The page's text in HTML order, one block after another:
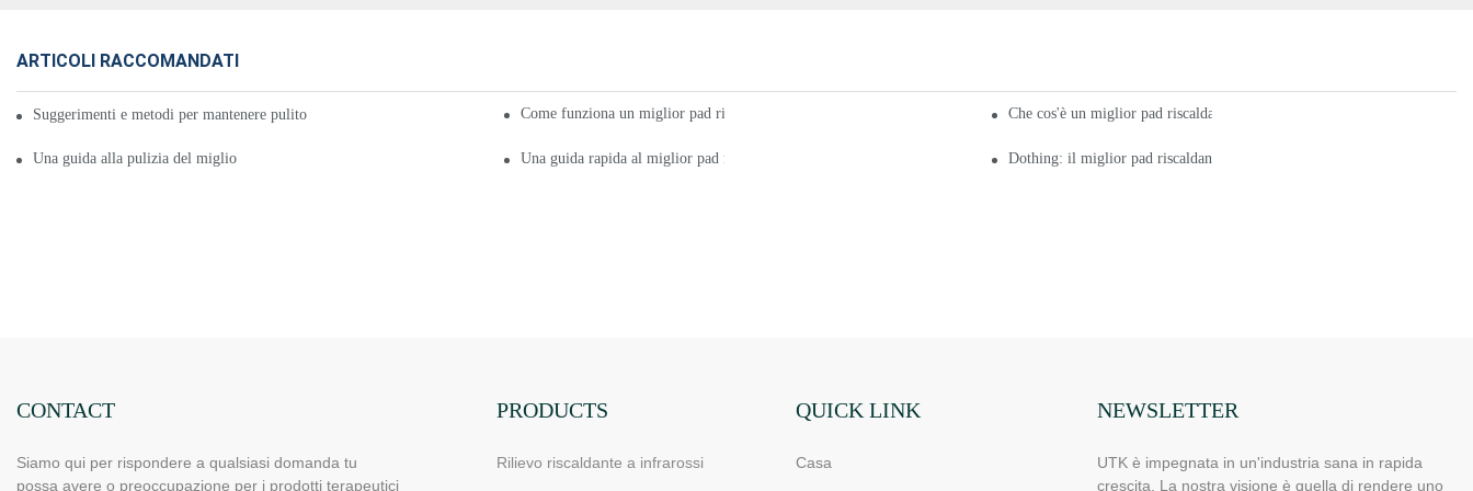
ARTICOLI RACCOMANDATI
Suggerimenti e metodi per mantenere pulito il tuo miglior pad riscaldante a infrarossi 2020Come funziona un miglior pad riscaldante a infrarossi 2020? Che cos'è un miglior pad riscaldante a infrarossi di alta qualità 2020?
Una guida alla pulizia del miglior pad riscaldante a infrarossi 2020: fai-da-te Una guida rapida al miglior pad riscaldante a infrarossi 2020 per le industrie Dothing: il miglior pad riscaldante a infrarossi perfetto 2020
CONTACT
Siamo qui per rispondere a qualsiasi domanda tu
possa avere o preoccupazione per i prodotti terapeutici
PRODUCTS
Rilievo riscaldante a infrarossi
QUICK LINK
Casa
NEWSLETTER
UTK è impegnata in un'industria sana in rapida
crescita. La nostra visione è quella di rendere uno